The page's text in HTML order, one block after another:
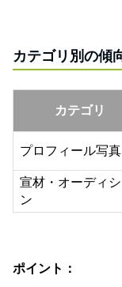
カテゴリ別の傾
カテゴリ
プロフィール写真
宣材・オーディシ
ン
ポイント：